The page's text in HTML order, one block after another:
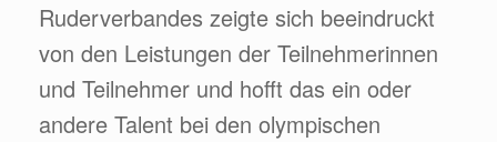
Ruderverbandes zeigte sich beeindruckt
von den Leistungen der Teilnehmerinnen
und Teilnehmer und hofft das ein oder
andere Talent bei den olympischen